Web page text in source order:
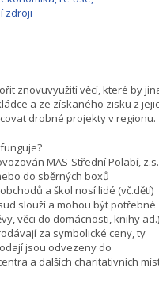
zdroji
znovuvyužití věcí, které by
a ze získaného zisku z
drobné projekty v regionu.
MAS-Střední Polabí, z.s.
do sběrných boxů
a škol nosí lidé (vč.dětí)
slouží a mohou být potřebné
věci do domácnosti, knihy
za symbolické ceny, ty
jsou odvezeny do
a dalších charitativních